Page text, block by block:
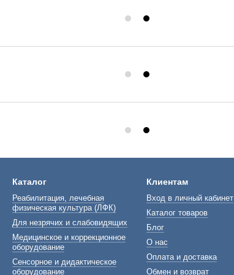
Каталог
Реабилитация, лечебная
физическая культура (ЛФК)
Для незрячих и слабовидящих
Медицинское и коррекционное
оборудование
Сенсорное и дидактическое
оборудование
Клиентам
Вход в личный кабинет
Каталог товаров
Блог
О нас
Оплата и доставка
Обмен и возврат